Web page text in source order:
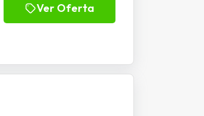
Ver Oferta